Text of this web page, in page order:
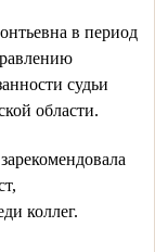
в период
судьи
области.
зарекомендовала
коллег.